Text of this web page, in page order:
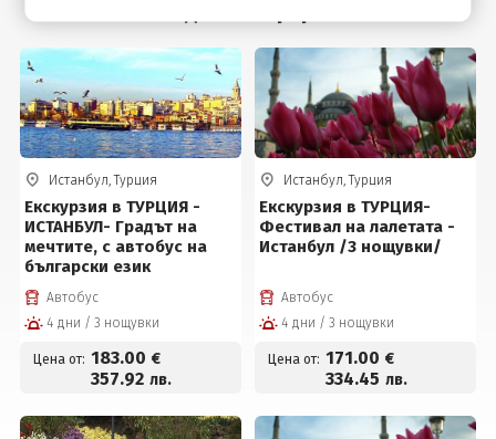
Истанбул, Турция
Екскурзия в ТУРЦИЯ -
ИСТАНБУЛ- Градът на
мечтите, с автобус на
български език
Автобус
4 дни / 3 нощувки
Цена от: 183.00 €
357.92 лв.
Истанбул, Турция
Екскурзия в ТУРЦИЯ-
Фестивал на лалетата -
Истанбул /3 нощувки/
Автобус
4 дни / 3 нощувки
Цена от: 171.00 €
334.45 лв.